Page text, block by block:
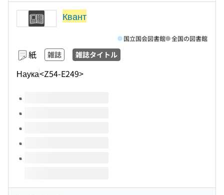
Квант
紙 雑誌 雑誌タイトル
Наука<Z54-E249>
国立国会図書館 全国の図書館
このタイトルの巻号